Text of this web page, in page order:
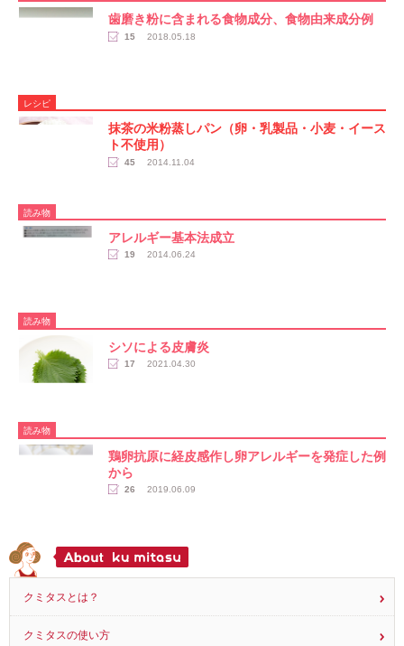
歯磨き粉に含まれる食物成分、食物由来成分例
15 2018.05.18
レシピ
抹茶の米粉蒸しパン（卵・乳製品・小麦・イース
ト不使用）
45 2014.11.04
読み物
アレルギー基本法成立
19 2014.06.24
読み物
シソによる皮膚炎
17 2021.04.30
読み物
鶏卵抗原に経皮感作し卵アレルギーを発症した例
から
26 2019.06.09
クミタスとは？
クミタスの使い方